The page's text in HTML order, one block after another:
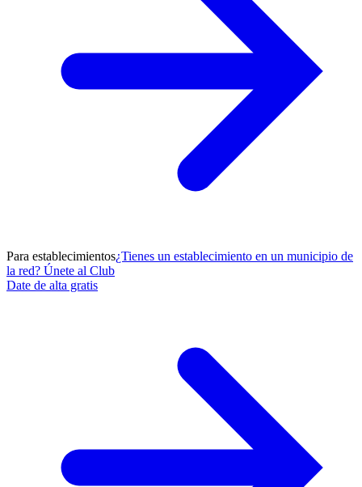
Para establecimientos¿Tienes un establecimiento en un municipio de
la red? Únete al Club
Date de alta gratis